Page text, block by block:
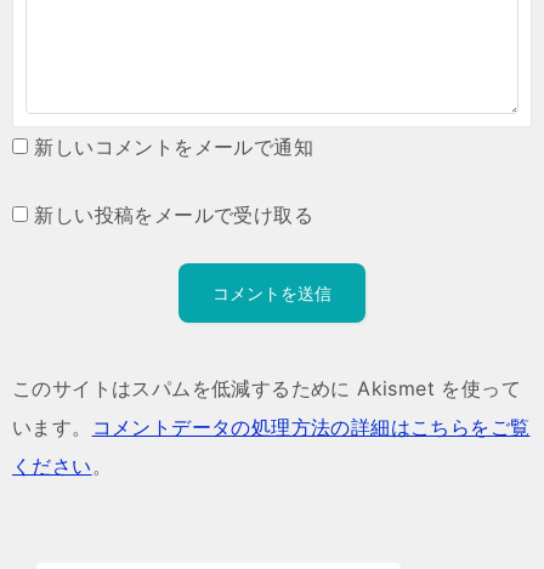
新しいコメントをメールで通知
新しい投稿をメールで受け取る
このサイトはスパムを低減するために Akismet を使って
います。
コメントデータの処理方法の詳細はこちらをご覧
ください。